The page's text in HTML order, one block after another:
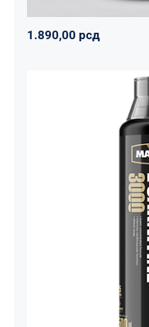
1.890,00 рсд
Carnitine